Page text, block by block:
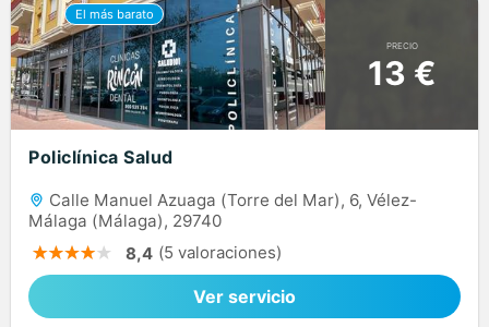
PRECIO
13 €
Policlínica Salud
Calle Manuel Azuaga (Torre del Mar), 6, Vélez-
Málaga (Málaga), 29740
8,4 (5 valoraciones)
Ver servicio